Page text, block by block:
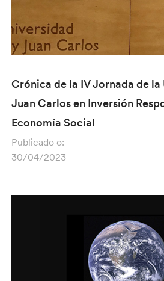
Crónica de la IV Jornada de la
Juan Carlos en Inversión
Economía Social
Publicado o:
30/04/2023